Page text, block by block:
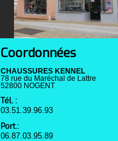
Coordonnées
CHAUSSURES KENNEL
78 rue du Maréchal de Lattre
52800 NOGENT
Tél. :
03.51.39.96.93
Port.:
06.87.03.95.89